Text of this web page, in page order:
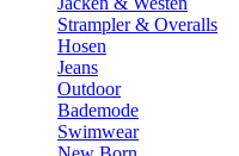
Strampler & Overalls
Hosen
Jeans
Outdoor
Bademode
Swimwear